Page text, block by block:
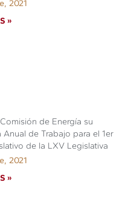
2021
»
de Energía su
Anual de Trabajo para el 1er
de la LXV Legislativa
2021
»